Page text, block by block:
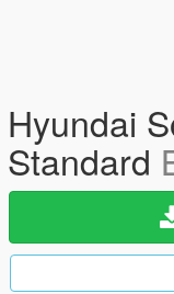
Hyundai
Standard